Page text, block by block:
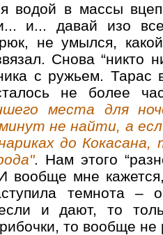
водой в массы
и... давай изо
рюк, не умылся,
Снова “никто
с ружьем. Тарас
не более
места для
не найти, а
до
. Нам этого
вообще мне
темнота –
и дают, то
то вообще